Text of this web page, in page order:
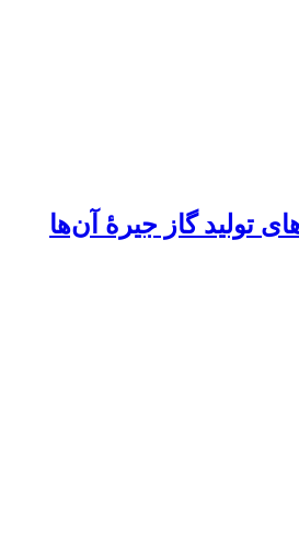
تولید گاز جیرۀ آن‌ها